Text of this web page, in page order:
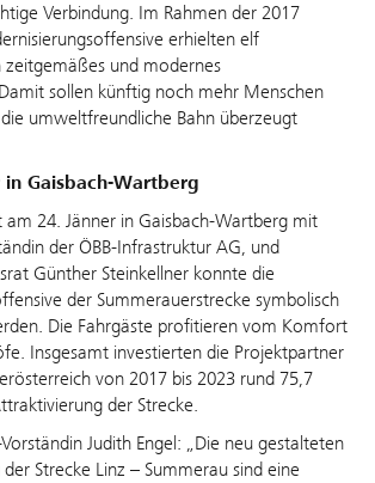
Verbindung. Im Rahmen der 2017
erhielten elf
zeitgemäßes und modernes
sollen künftig noch mehr Menschen
umweltfreundliche Bahn überzeugt
Gaisbach-Wartberg
24. Jänner in Gaisbach-Wartberg mit
der ÖBB-Infrastruktur AG, und
Günther Steinkellner konnte die
der Summerauerstrecke symbolisch
Die Fahrgäste profitieren vom Komfort
Insgesamt investierten die Projektpartner
von 2017 bis 2023 rund 75,7
der Strecke.
Judith Engel: „Die neu gestalteten
Strecke Linz – Summerau sind eine